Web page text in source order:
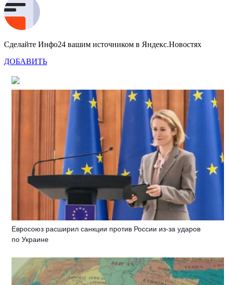
Сделайте Инфо24 вашим источником в Яндекс.Новостях
ДОБАВИТЬ
Евросоюз расширил санкции против России из-за ударов
по Украине